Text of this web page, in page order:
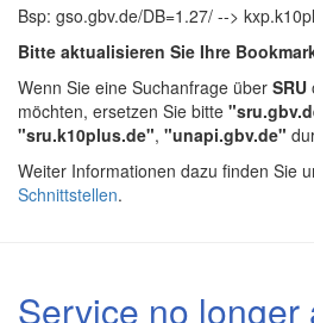
Bsp: gso.gbv.de/DB=1.27/ -->
Bitte aktualisieren Sie Ihre
Wenn Sie eine Suchanfrage über SRU
möchten, ersetzen Sie bitte
"sru.k10plus.de", "unapi.gbv.de"
Weiter Informationen dazu finden Sie
Schnittstellen.
Service no longer